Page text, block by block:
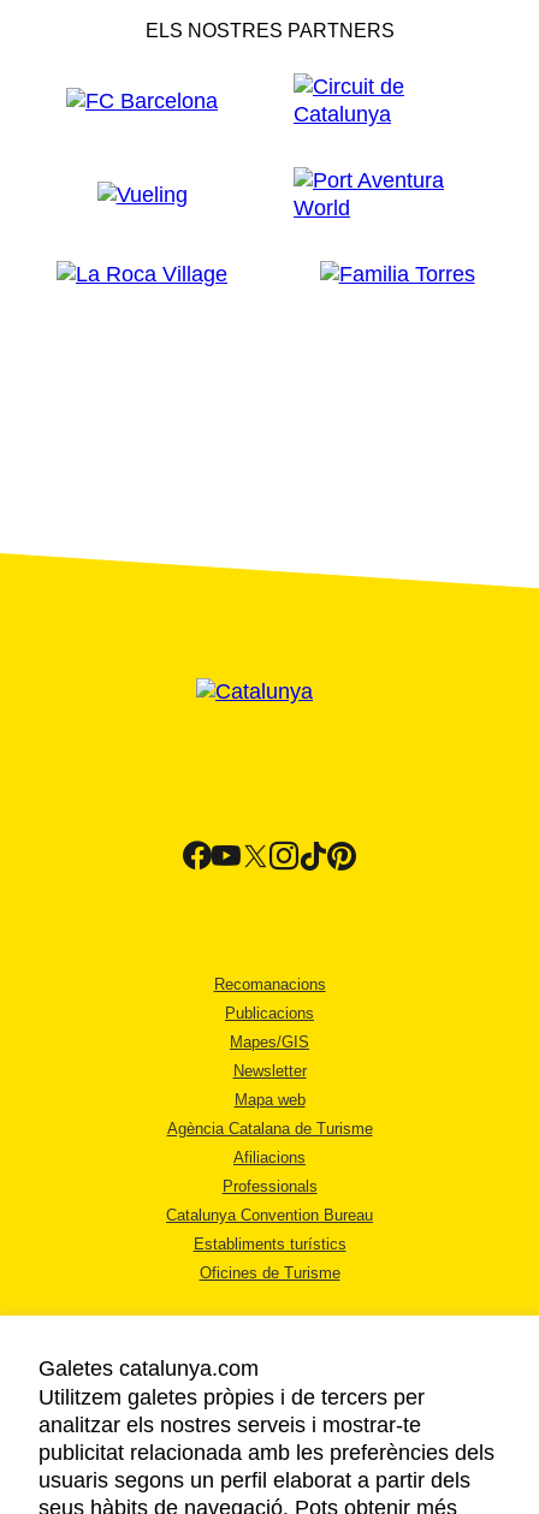
ELS NOSTRES PARTNERS
Recomanacions
Publicacions
Mapes/GIS
Newsletter
Mapa web
Agència Catalana de Turisme
Afiliacions
Professionals
Catalunya Convention Bureau
Establiments turístics
Oficines de Turisme
AVÍS LEGAL
POLÍTICA DE PRIVACITAT
COOKIES
Galetes catalunya.com
Utilitzem galetes pròpies i de tercers per
analitzar els nostres serveis i mostrar-te
publicitat relacionada amb les preferències dels
usuaris segons un perfil elaborat a partir dels
seus hàbits de navegació. Pots obtenir més